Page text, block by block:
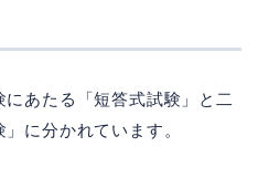
あたる「短答式試験」と二
に分かれています。